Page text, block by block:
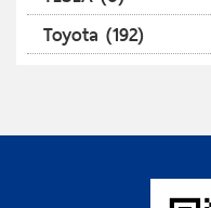
Toyota (192)